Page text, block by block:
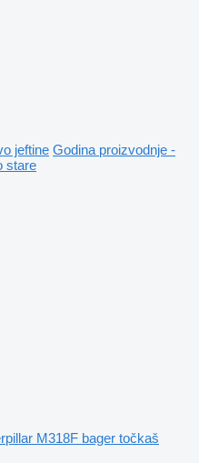
jeftine Godina proizvodnje -
stare
M318F bager točkaš